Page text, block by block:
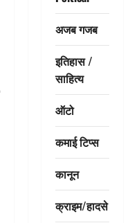
अजब गजब
इतिहास /
साहित्य
ऑटो
कमाई टिप्स
कानून
क्राइम/हादसे